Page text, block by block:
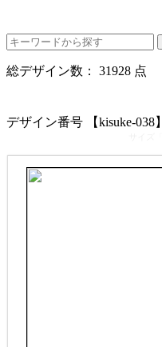
総デザイン数： 31928 点
デザイン番号 【kisuke-038】